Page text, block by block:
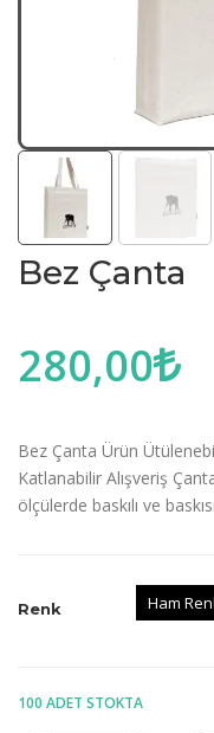
Bez Çanta
280,00
Bez Çanta Ürün
Katlanabilir Alışveriş
ölçülerde baskılı ve
Renk Ham
100 ADET STOKTA